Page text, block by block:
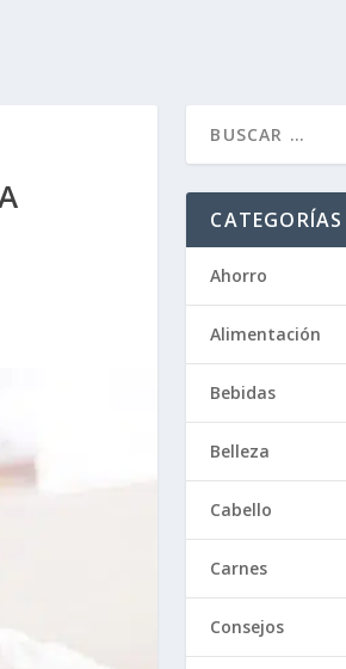
CATEGORÍAS
Ahorro
Alimentación
Bebidas
Belleza
Cabello
Carnes
Consejos